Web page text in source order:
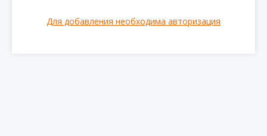
Для добавления необходима авторизация